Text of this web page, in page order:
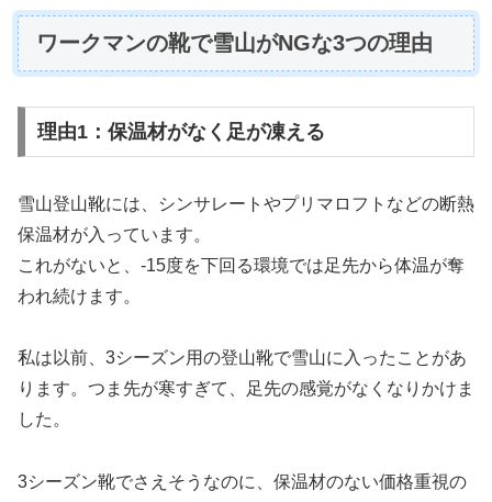
ワークマンの靴で雪山がNGな3つの理由
理由1：保温材がなく足が凍える
雪山登山靴には、シンサレートやプリマロフトなどの断熱
保温材が入っています。
これがないと、-15度を下回る環境では足先から体温が奪
われ続けます。
私は以前、3シーズン用の登山靴で雪山に入ったことがあ
ります。つま先が寒すぎて、足先の感覚がなくなりかけま
した。
3シーズン靴でさえそうなのに、保温材のない価格重視の